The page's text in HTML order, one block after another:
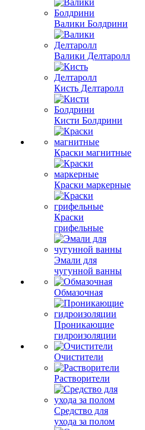
Валики Болдрини
Валики Делтаролл
Кисть Делтаролл
Кисти Болдрини
Краски магнитные
Краски маркерные
Краски
грифельные
Эмали для
чугунной ванны
Обмазочная
Проникающие
гидроизоляции
Очистители
Растворители
Средство для
ухода за полом